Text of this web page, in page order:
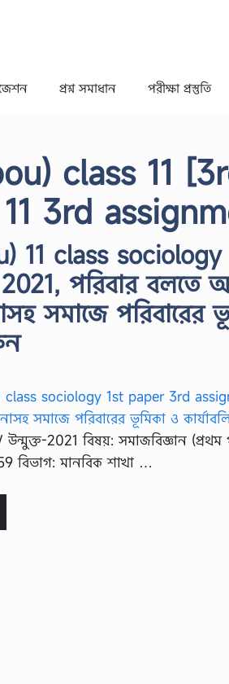
প্রশ্ন সমাধান পরীক্ষা প্রস্তুতি
class 11
3rd
11 class
পরিবার বলতে
সমাজে পরিবারের
উন্মুক্ত-2021 বিষয়: সমাজবিজ্ঞান
বিভাগ: মানবিক শাখা …